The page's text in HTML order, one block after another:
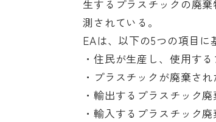
生するプラスチックの廃
測されている。
EAは、以下の5つの項目に
・住民が生産し、使用す
・プラスチックが廃棄さ
・輸出するプラスチック
・輸入するプラスチック